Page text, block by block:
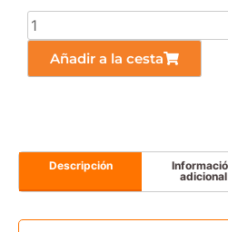
Añadir a la cesta
Descripción
adicional